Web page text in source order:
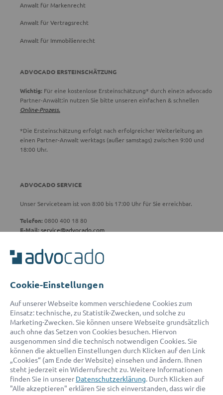
Anwalt für Markenrecht
Anwalt für Vertragsrecht
Anwalt für Immobilienrecht
ADVOCADO ERSTEINSCHÄTZUNG
Wichtig: Für eine kostenlose Ersteinschätzung* durch eine:n advocado
Partner-Anwält:in nutzen Sie bitte unseren einfachen & schnellen
Online-Prozess.
*Die Ersteinschätzung erfolgt nach erfolgreicher Weiterleitung an
einen Partner-Anwalt werktags (außer samstags) zwischen 9:00 und
18:00 Uhr.
ADVOCADO SERVICE
Unser Serviceteam ist von 8:00 bis 17:00 Uhr für Sie erreichbar.
Telefon:0800 400 18 80
E-Mail:service@advocado.com
© 2026 advocado - einfach online den passenden Rechtsanwalt finden
Auszeichnungen:
Cookie-Einstellungen
Auf unserer Webseite kommen verschiedene Cookies zum
Einsatz: technische, zu Statistik-Zwecken, und solche zu
Marketing-Zwecken. Sie können unsere Webseite grundsätzlich
auch ohne das Setzen von Cookies besuchen. Hiervon
ausgenommen sind die technisch notwendigen Cookies. Sie
können die aktuellen Einstellungen durch Klicken auf den Link
„Cookies“ (am Ende der Website) einsehen und ändern. Ihnen
steht jederzeit ein Widerrufsrecht zu. Weitere Informationen
finden Sie in unserer Datenschutzerklärung. Durch Klicken auf
"Alle akzeptieren" erklären Sie sich einverstanden, dass wir die